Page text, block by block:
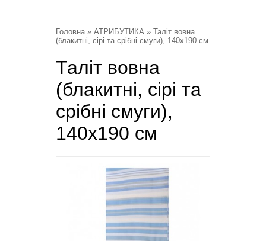
Головна» АТРИБУТИКА » Таліт вовна
(блакитні, сірі та срібні смуги), 140х190 см
Таліт вовна
(блакитні, сірі та
срібні смуги),
140х190 см